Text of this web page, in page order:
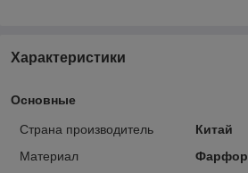
Характеристики
Основные
Страна производитель
Китай
Материал
Фарфор